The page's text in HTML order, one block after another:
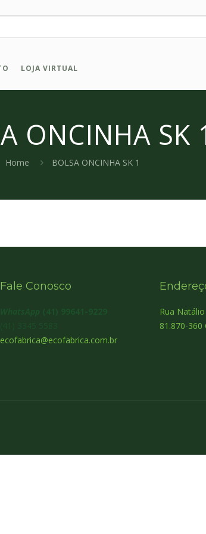
LOJA VIRTUAL
ONCINHA SK
Home BOLSA ONCINHA SK 1
Fale Conosco
ecofabrica@ecofabrica.com.br
Rua
81.870-360